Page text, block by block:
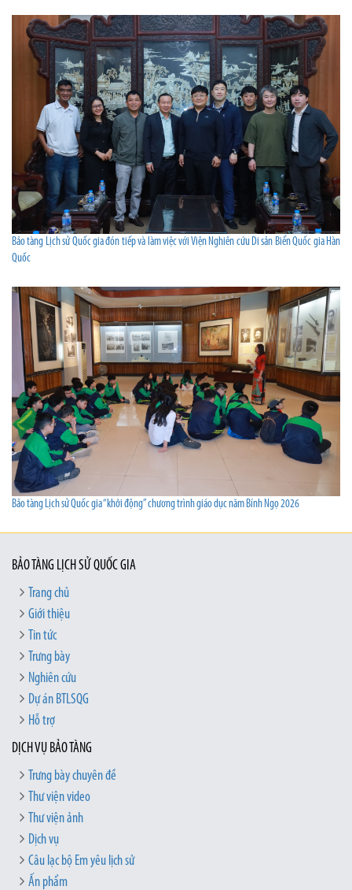
Bảo tàng Lịch sử Quốc gia đón tiếp và làm việc với Viện Nghiên cứu Di sản Biển Quốc gia Hàn
Quốc
Bảo tàng Lịch sử Quốc gia “khởi động” chương trình giáo dục năm Bính Ngọ 2026
BẢO TÀNG LỊCH SỬ QUỐC GIA
Trang chủ
Giới thiệu
Tin tức
Trưng bày
Nghiên cứu
Dự án BTLSQG
Hỗ trợ
DỊCH VỤ BẢO TÀNG
Trưng bày chuyên đề
Thư viện video
Thư viện ảnh
Dịch vụ
Câu lạc bộ Em yêu lịch sử
Ấn phẩm